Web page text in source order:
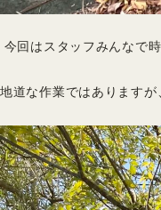
今回はスタッフみんなで
地道な作業ではあります